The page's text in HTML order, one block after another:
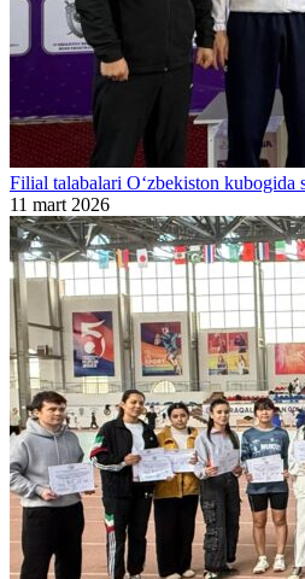
Filial talabalari O‘zbekiston kubogida
11 mart 2026